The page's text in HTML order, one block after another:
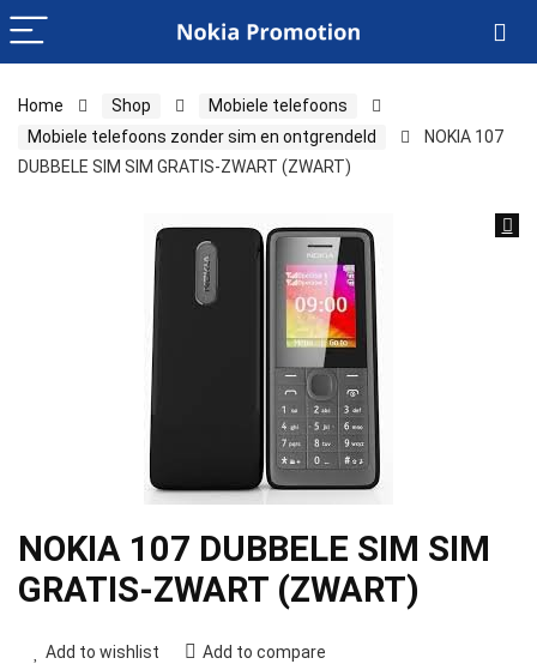
Home Shop
Mobiele telefoons
Mobiele telefoons zonder sim en ontgrendeld
NOKIA 107
DUBBELE SIM SIM GRATIS-ZWART (ZWART)
NOKIA 107 DUBBELE SIM SIM
GRATIS-ZWART (ZWART)
Add to wishlist Add to compare